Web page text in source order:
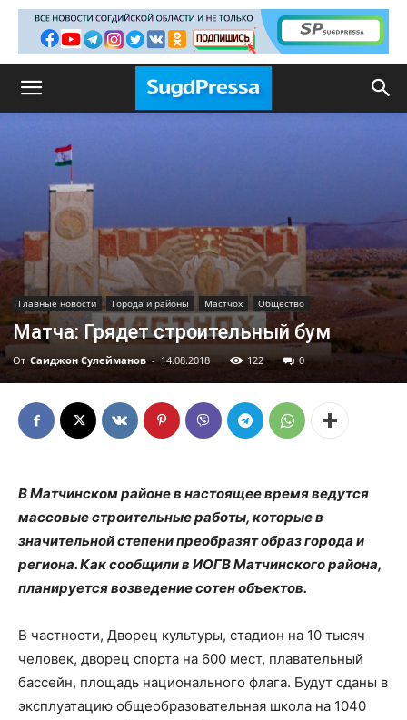
Главные новости Города и районы Мастчох Общество
Матча: Грядет строительный бум
От Саиджон Сулейманов - 14.08.2018 122 0
В Матчинском районе в настоящее время ведутся
массовые строительные работы, которые в
значительной степени преобразят образ города и
региона. Как сообщили в ИОГВ Матчинского района,
планируется возведение сотен объектов.
В частности, Дворец культуры, стадион на 10 тысяч
человек, дворец спорта на 600 мест, плавательный
бассейн, площадь национального флага. Будут сданы в
эксплуатацию общеобразовательная школа на 1040